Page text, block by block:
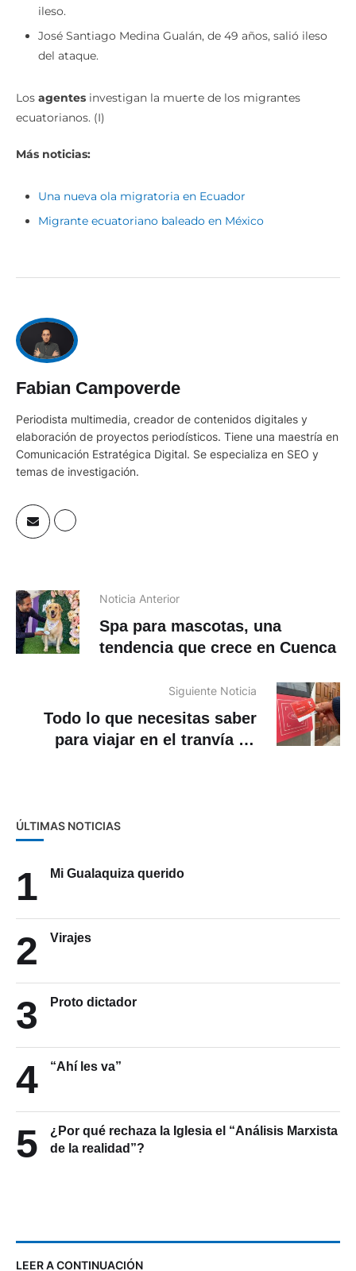
ileso.
José Santiago Medina Gualán, de 49 años, salió ileso
del ataque.
Los agentes investigan la muerte de los migrantes
ecuatorianos. (I)
Más noticias:
Una nueva ola migratoria en Ecuador
Migrante ecuatoriano baleado en México
Fabian Campoverde
Periodista multimedia, creador de contenidos digitales y
elaboración de proyectos periodísticos. Tiene una maestría en
Comunicación Estratégica Digital. Se especializa en SEO y
temas de investigación.
Noticia Anterior
Spa para mascotas, una
tendencia que crece en Cuenca
Siguiente Noticia
Todo lo que necesitas saber
para viajar en el tranvía de
ÚLTIMAS NOTICIAS
1 Mi Gualaquiza querido
2 Virajes
3 Proto dictador
4 “Ahí les va”
5
¿Por qué rechaza la Iglesia el “Análisis Marxista
de la realidad”?
LEER A CONTINUACIÓN